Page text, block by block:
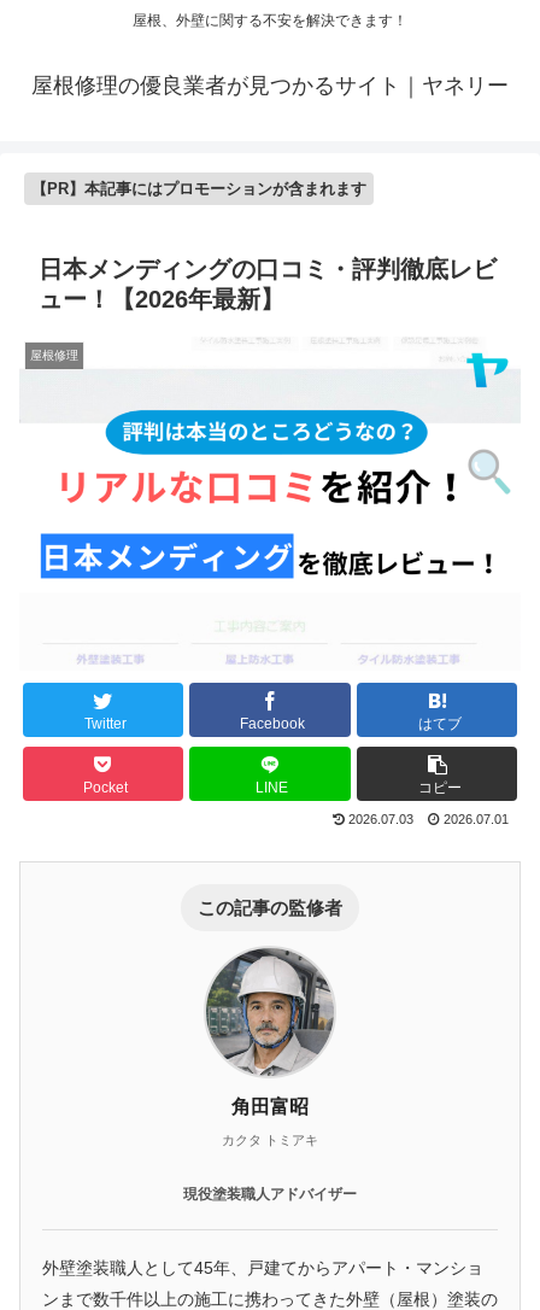
屋根、外壁に関する不安を解決できます！
屋根修理の優良業者が見つかるサイト｜ヤネリー
【PR】本記事にはプロモーションが含まれます
日本メンディングの口コミ・評判徹底レビ
ュー！【2026年最新】
屋根修理
Twitter Facebook はてブ
Pocket LINE コピー
2026.07.03 2026.07.01
この記事の監修者
角田富昭
カクタ トミアキ
現役塗装職人アドバイザー
外壁塗装職人として45年、戸建てからアパート・マンショ
ンまで数千件以上の施工に携わってきた外壁（屋根）塗装の